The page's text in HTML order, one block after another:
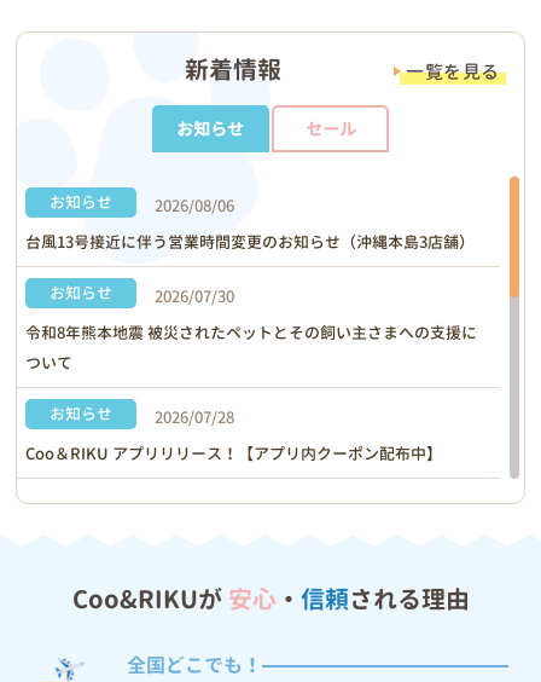
新着情報
お知らせ セール
お知らせ
2026/08/06
台風13号接近に伴う営業時間変更のお知らせ（沖縄本島3店舗）
お知らせ
2026/07/30
令和8年熊本地震 被災されたペットとその飼い主さまへの支援に
ついて
お知らせ
2026/07/28
Coo＆RIKU アプリリリース！【アプリ内クーポン配布中】
お知らせ
2026/07/28
【7/18日(土)〜8/31(月)】おトクな夏キャンペーン開催！【猫カフ
一覧を見る
Coo&RIKUが 安心・ 信頼される理由
全国どこでも！